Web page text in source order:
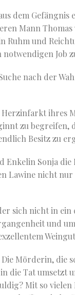
dem Gefängnis
Mann
Ruhm und
Job
nach der
ihres
zu begreifen,
Besitz zu
Enkelin Sonja
Lawine nicht nur
sich nicht in
und
Mörderin, die
die Tat umsetzt
Mit so vielen